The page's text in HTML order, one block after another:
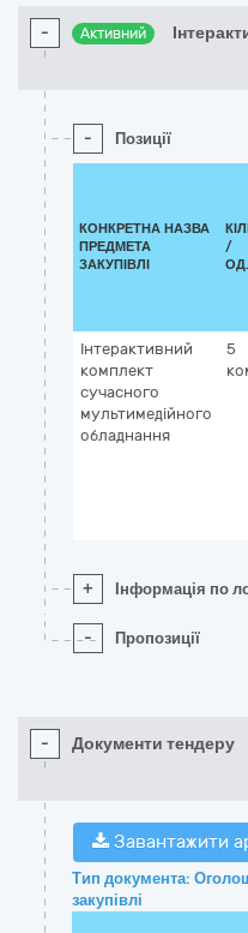
- Активний
- Позиції
КОНКРЕТНА НАЗВА
ПРЕДМЕТА
ЗАКУПІВЛІ
/
Інтерактивний
комплект
сучасного
мультимедійного
обладнання
5
+ Інформація по
- Пропозиції
- Документи тендеру
Завантажити
Тип документа:
закупівлі